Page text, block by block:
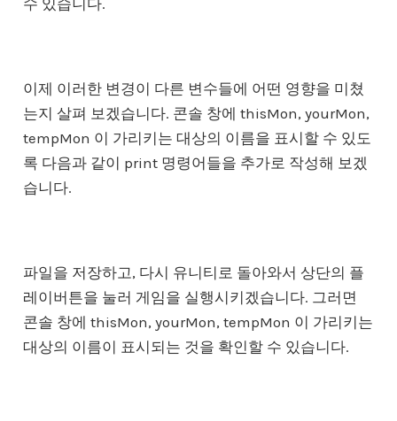
이제 이러한 변경이 다른 변수들에 어떤 영향을 미쳤
는지 살펴 보겠습니다. 콘솔 창에 thisMon, yourMon,
tempMon 이 가리키는 대상의 이름을 표시할 수 있도
록 다음과 같이 print 명령어들을 추가로 작성해 보겠
습니다.
파일을 저장하고, 다시 유니티로 돌아와서 상단의 플
레이버튼을 눌러 게임을 실행시키겠습니다. 그러면
콘솔 창에 thisMon, yourMon, tempMon 이 가리키는
대상의 이름이 표시되는 것을 확인할 수 있습니다.